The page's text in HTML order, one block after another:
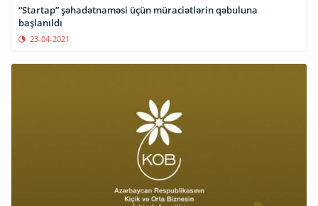
“Startap” şəhadətnaməsi üçün müraciətlərin qəbuluna
başlanıldı
23-04-2021